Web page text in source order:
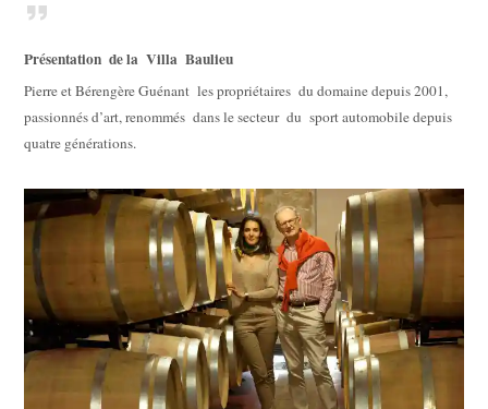
Présentation de la Villa Baulieu
Pierre et Bérengère Guénant les propriétaires du domaine depuis 2001,
passionnés d’art, renommés dans le secteur du sport automobile depuis
quatre générations.